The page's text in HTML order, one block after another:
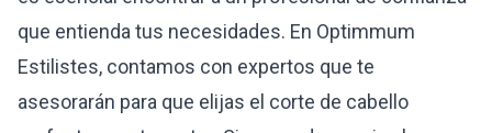
que entienda tus necesidades. En Optimmum
Estilistes, contamos con expertos que te
asesorarán para que elijas el corte de cabello